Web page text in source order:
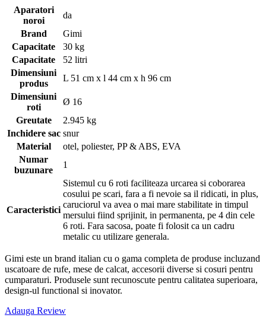
Aparatori
noroi
da
Brand
Gimi
Capacitate
30 kg
Capacitate
52 litri
Dimensiuni
produs
L 51 cm x l 44 cm x h 96 cm
Dimensiuni
roti
Ø 16
Greutate
2.945 kg
Inchidere sac snur
Material
otel, poliester, PP & ABS, EVA
Numar
buzunare
1
Caracteristici
Sistemul cu 6 roti faciliteaza urcarea si coborarea
cosului pe scari, fara a fi nevoie sa il ridicati, in plus,
caruciorul va avea o mai mare stabilitate in timpul
mersului fiind sprijinit, in permanenta, pe 4 din cele
6 roti. Fara sacosa, poate fi folosit ca un cadru
metalic cu utilizare generala.
Gimi este un brand italian cu o gama completa de produse incluzand
uscatoare de rufe, mese de calcat, accesorii diverse si cosuri pentru
cumparaturi. Produsele sunt recunoscute pentru calitatea superioara,
design-ul functional si inovator.
Adauga Review